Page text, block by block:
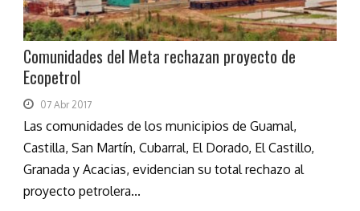
Comunidades del Meta rechazan proyecto de
Ecopetrol
07 Abr 2017
Las comunidades de los municipios de Guamal,
Castilla, San Martín, Cubarral, El Dorado, El Castillo,
Granada y Acacias, evidencian su total rechazo al
proyecto petrolera...